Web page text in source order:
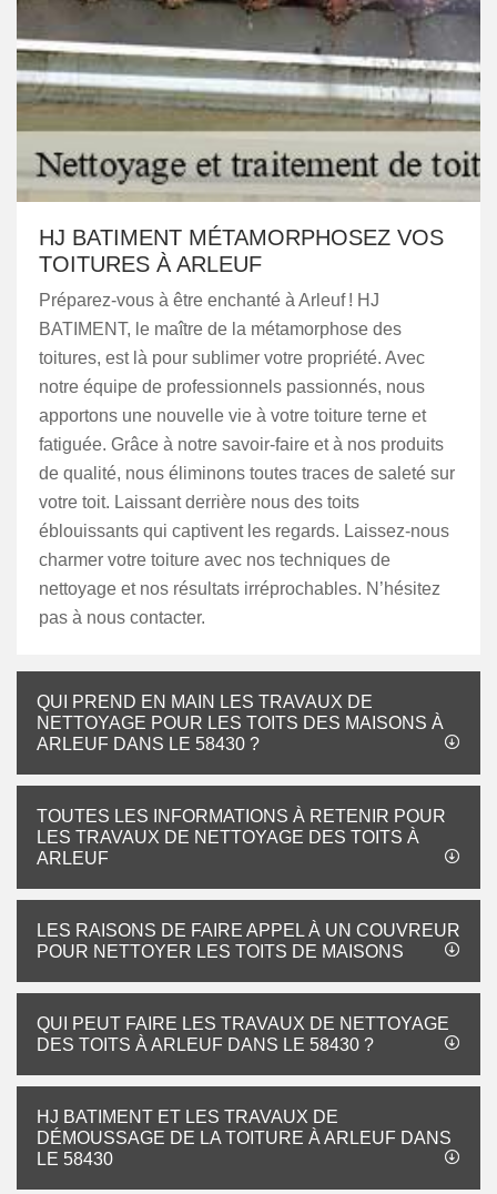
HJ BATIMENT MÉTAMORPHOSEZ VOS
TOITURES À ARLEUF
Préparez-vous à être enchanté à Arleuf ! HJ
BATIMENT, le maître de la métamorphose des
toitures, est là pour sublimer votre propriété. Avec
notre équipe de professionnels passionnés, nous
apportons une nouvelle vie à votre toiture terne et
fatiguée. Grâce à notre savoir-faire et à nos produits
de qualité, nous éliminons toutes traces de saleté sur
votre toit. Laissant derrière nous des toits
éblouissants qui captivent les regards. Laissez-nous
charmer votre toiture avec nos techniques de
nettoyage et nos résultats irréprochables. N’hésitez
pas à nous contacter.
QUI PREND EN MAIN LES TRAVAUX DE
NETTOYAGE POUR LES TOITS DES MAISONS À
ARLEUF DANS LE 58430 ?
TOUTES LES INFORMATIONS À RETENIR POUR
LES TRAVAUX DE NETTOYAGE DES TOITS À
ARLEUF
LES RAISONS DE FAIRE APPEL À UN COUVREUR
POUR NETTOYER LES TOITS DE MAISONS
QUI PEUT FAIRE LES TRAVAUX DE NETTOYAGE
DES TOITS À ARLEUF DANS LE 58430 ?
HJ BATIMENT ET LES TRAVAUX DE
DÉMOUSSAGE DE LA TOITURE À ARLEUF DANS
LE 58430